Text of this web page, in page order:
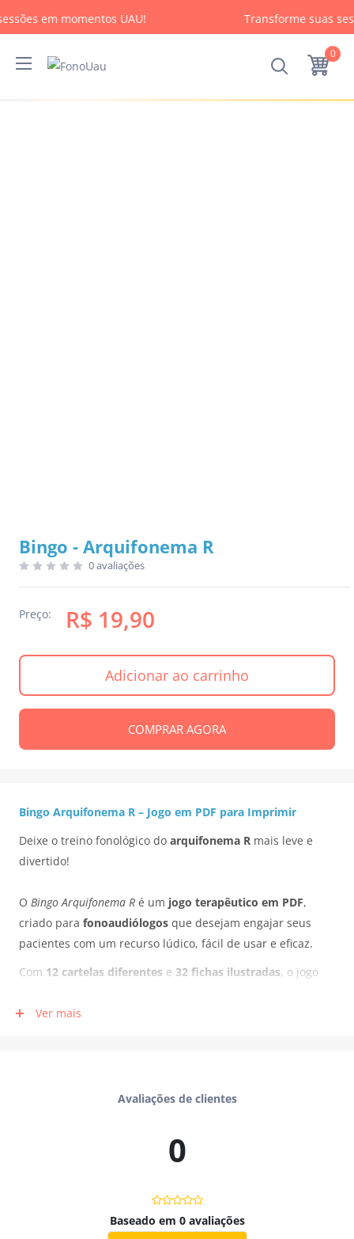
em momentos UAU! Transforme suas
0
Bingo - Arquifonema R
0 avaliações
Preço: R$ 19,90
Adicionar ao carrinho
COMPRAR AGORA
Bingo Arquifonema R – Jogo em PDF para Imprimir
Deixe o treino fonológico do arquifonema R mais leve e
divertido!
O Bingo Arquifonema R é um jogo terapêutico em PDF,
criado para fonoaudiólogos que desejam engajar seus
pacientes com um recurso lúdico, fácil de usar e eficaz.
Com 12 cartelas diferentes e 32 fichas ilustradas, o jogo
R, além de incentivar a comunicação, a atenção, a memória
psicopedagogos.
- PDF colorido em alta qualidade;
- 12 cartelas com imagens de palavras-alvo do
Ver mais
Avaliações de clientes
0
Baseado em 0 avaliações